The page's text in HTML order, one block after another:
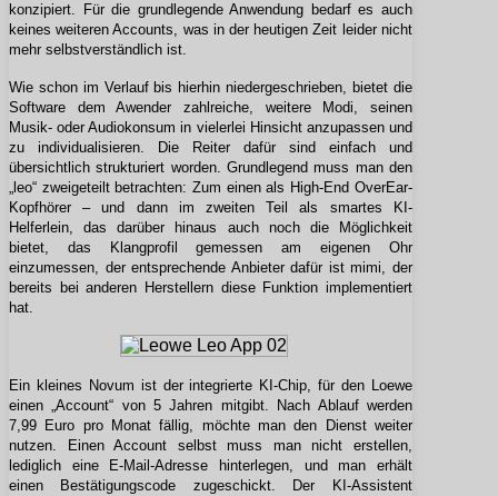
konzipiert. Für die grundlegende Anwendung bedarf es auch
keines weiteren Accounts, was in der heutigen Zeit leider nicht
mehr selbstverständlich ist.
Wie schon im Verlauf bis hierhin niedergeschrieben, bietet die
Software dem Awender zahlreiche, weitere Modi, seinen
Musik- oder Audiokonsum in vielerlei Hinsicht anzupassen und
zu individualisieren. Die Reiter dafür sind einfach und
übersichtlich strukturiert worden. Grundlegend muss man den
„leo“ zweigeteilt betrachten: Zum einen als High-End OverEar-
Kopfhörer – und dann im zweiten Teil als smartes KI-
Helferlein, das darüber hinaus auch noch die Möglichkeit
bietet, das Klangprofil gemessen am eigenen Ohr
einzumessen, der entsprechende Anbieter dafür ist mimi, der
bereits bei anderen Herstellern diese Funktion implementiert
hat.
Ein kleines Novum ist der integrierte KI-Chip, für den Loewe
einen „Account“ von 5 Jahren mitgibt. Nach Ablauf werden
7,99 Euro pro Monat fällig, möchte man den Dienst weiter
nutzen. Einen Account selbst muss man nicht erstellen,
lediglich eine E-Mail-Adresse hinterlegen, und man erhält
einen Bestätigungscode zugeschickt. Der KI-Assistent